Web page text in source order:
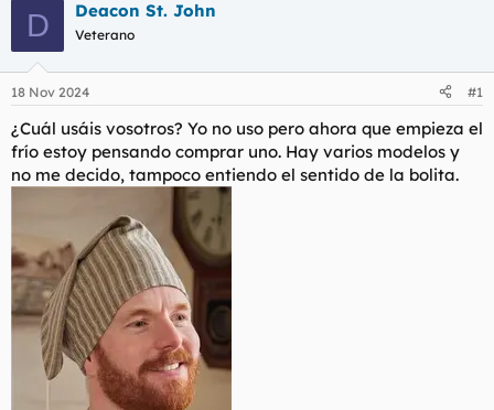
c
i
a
d
o
d
e
l
a
h
e
i
c
i
D Deacon St. John
Veterano
18 Nov 2024 #1
¿Cuál usáis vosotros? Yo no uso pero ahora que empieza el
frío estoy pensando comprar uno. Hay varios modelos y
no me decido, tampoco entiendo el sentido de la bolita.